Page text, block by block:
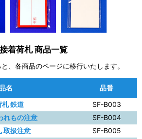
着荷札 商品一覧
、各商品のページに移行いたします。
名
品番
鉄道
SF-B003
れもの注意
SF-B004
取扱注意
SF-B005